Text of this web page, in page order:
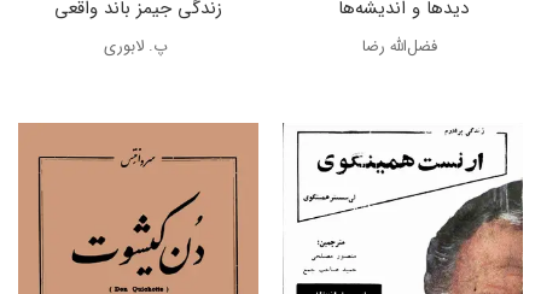
دیدها و اندیشه‌ها
فضل‌الله رضا
زندگی جیمز باند واقعی
پ. لابوری